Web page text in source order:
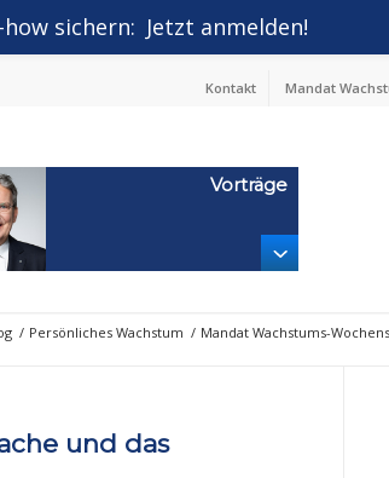
Kontakt Mandat
Vorträge
/ Persönliches Wachstum / Mandat Wachstums-
und das
sichern: Jetzt anmelden!